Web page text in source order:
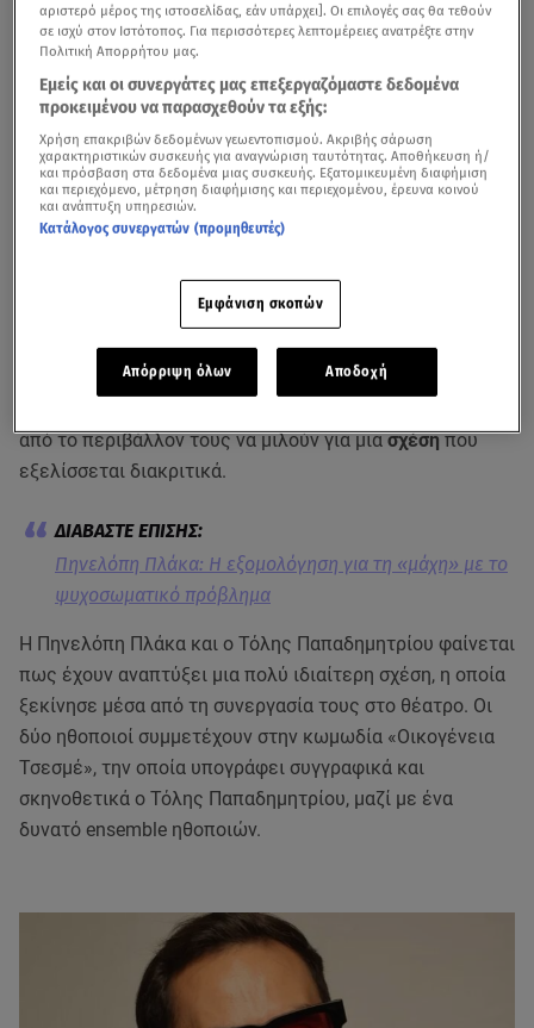
Πηνελόπη Πλάκακαι ο
τόσο σε προσωπικό όσο και σε
επαγγελματικό επίπεδο. Οι δύο καλλιτέχνες, που
συνεργάζονται θεατρικά τη φετινή σεζόν, έχουν έρθει
από το περιβάλλον τους να μιλούν για μιασχέσηπου
εξελίσσεται διακριτικά.
Πηνελόπη Πλάκα: Η εξομολόγηση για τη «μάχη» με το
ψυχοσωματικό πρόβλημα
Η Πηνελόπη Πλάκα και ο Τόλης Παπαδημητρίου φαίνεται
πως έχουν αναπτύξει μια πολύ ιδιαίτερη σχέση, η οποία
ξεκίνησε μέσα από τη συνεργασία τους στο θέατρο. Οι
δύο ηθοποιοί συμμετέχουν στην κωμωδία «Οικογένεια
Τσεσμέ», την οποία υπογράφει συγγραφικά και
σκηνοθετικά ο Τόλης Παπαδημητρίου, μαζί με ένα
δυνατό ensemble ηθοποιών.
αριστερό μέρος της ιστοσελίδας, εάν υπάρχει]. Οι επιλογές σας θα τεθούν
σε ισχύ στον Ιστότοπος. Για περισσότερες λεπτομέρειες ανατρέξτε στην
Πολιτική Απορρήτου μας.
Εμείς και οι συνεργάτες μας επεξεργαζόμαστε δεδομένα
προκειμένου να παρασχεθούν τα εξής:
Χρήση επακριβών δεδομένων γεωεντοπισμού. Ακριβής σάρωση
χαρακτηριστικών συσκευής για αναγνώριση ταυτότητας. Αποθήκευση ή/
και πρόσβαση στα δεδομένα μιας συσκευής. Εξατομικευμένη διαφήμιση
και περιεχόμενο, μέτρηση διαφήμισης και περιεχομένου, έρευνα κοινού
και ανάπτυξη υπηρεσιών.
Κατάλογος συνεργατών (προμηθευτές)
Εμφάνιση σκοπών
Απόρριψη όλων Αποδοχή